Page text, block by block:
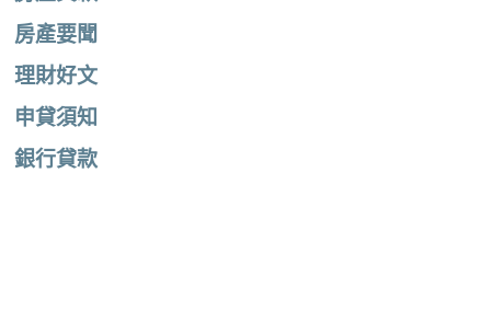
房產要聞
理財好文
申貸須知
銀行貸款